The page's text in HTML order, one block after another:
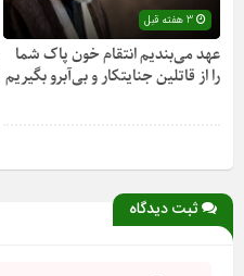
3 هفته قبل
عهد می‌بندیم انتقام خون پاک شما
را از قاتلین جنایتکار و بی‌آبرو بگیریم
ثبت دیدگاه